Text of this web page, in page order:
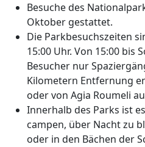
Besuche des
Oktober gestattet.
Die Parkbesuchszeiten
15:00 Uhr. Von 15:00 bis
Besucher nur
Kilometern Entfernung
oder von Agia Roumeli
Innerhalb des Parks ist
campen, über Nacht zu
oder in den Bächen der